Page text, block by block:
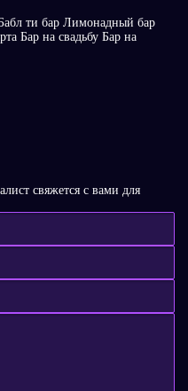
ти бар Лимонадный бар
Бар на свадьбу Бар на
свяжется с вами для